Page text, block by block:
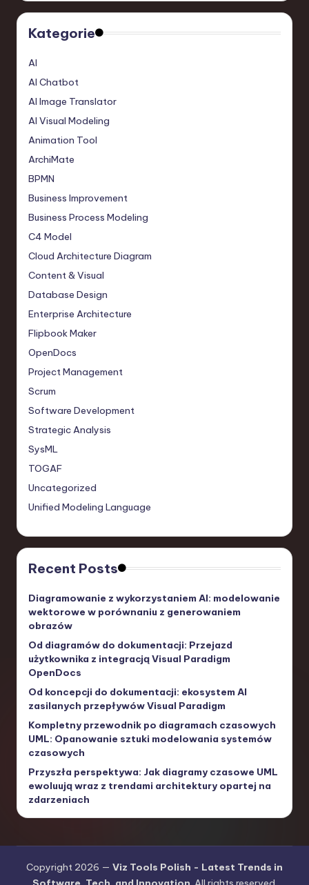
Kategorie
AI
AI Chatbot
AI Image Translator
AI Visual Modeling
Animation Tool
ArchiMate
BPMN
Business Improvement
Business Process Modeling
C4 Model
Cloud Architecture Diagram
Content & Visual
Database Design
Enterprise Architecture
Flipbook Maker
OpenDocs
Project Management
Scrum
Software Development
Strategic Analysis
SysML
TOGAF
Uncategorized
Unified Modeling Language
Recent Posts
Diagramowanie z wykorzystaniem AI: modelowanie
wektorowe w porównaniu z generowaniem
obrazów
Od diagramów do dokumentacji: Przejazd
użytkownika z integracją Visual Paradigm
OpenDocs
Od koncepcji do dokumentacji: ekosystem AI
zasilanych przepływów Visual Paradigm
Kompletny przewodnik po diagramach czasowych
UML: Opanowanie sztuki modelowania systemów
czasowych
Przyszła perspektywa: Jak diagramy czasowe UML
ewoluują wraz z trendami architektury opartej na
zdarzeniach
Copyright 2026 — Viz Tools Polish - Latest Trends in